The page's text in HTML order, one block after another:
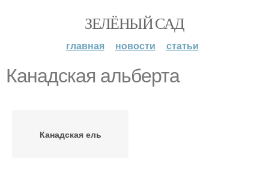
ЗЕЛЁНЫЙ САД
главная новости статьи
Канадская альберта
Канадская ель